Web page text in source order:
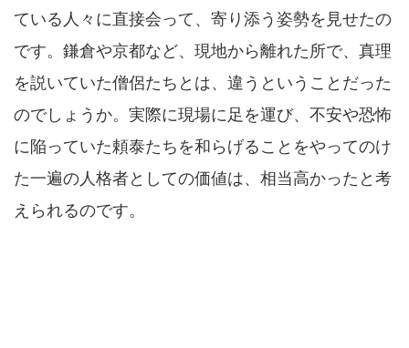
ている人々に直接会って、寄り添う姿勢を見せたの
です。鎌倉や京都など、現地から離れた所で、真理
を説いていた僧侶たちとは、違うということだった
のでしょうか。実際に現場に足を運び、不安や恐怖
に陥っていた頼泰たちを和らげることをやってのけ
た一遍の人格者としての価値は、相当高かったと考
えられるのです。